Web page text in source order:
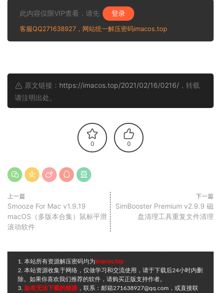
此内容仅限VIP查看，请先 登录
客服QQ271638927，网站统一解压密码imacos.top
原文链接： https://imacos.top/2021/02/16/0216/ ，转载
请注明出处。
0 0
上一篇
Smooze For Mac v1.9.19
macOS（多版本合集）鼠标平滑
滚动软件
下一篇
SimBooster Premium v2.9.9 磁
盘清理工具重复文件清理
1. 本站所有资源解压密码均为imacos.top
2. 本站资源收集于网络，仅做学习和交流使用，请于下载后24小时内删
除。如果你喜欢我们推荐的软件，请购买正版支持作者。
3. 如有无法下载的链接 ，联系：邮箱271638927@qq.com，或直接联